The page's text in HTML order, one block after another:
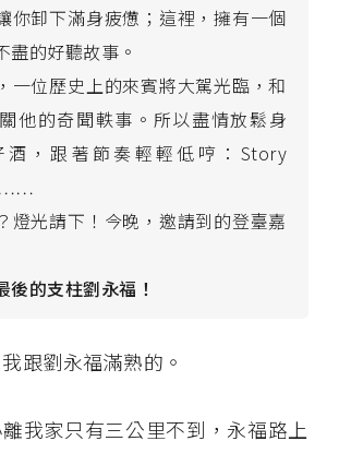
你卸下滿身疲憊；這裡，擁有一個
盡的好聽故事。
一位歷史上的來賓將大駕光臨，和
他的奇聞軼事。所以盡情放鬆身
酒，跟著節奏輕輕低哼：Story
燈光請下！今晚，邀請到的登臺嘉
後的支柱劉永福！
跟劉永福滿熟的。
我家只有三公里不到，永福路上